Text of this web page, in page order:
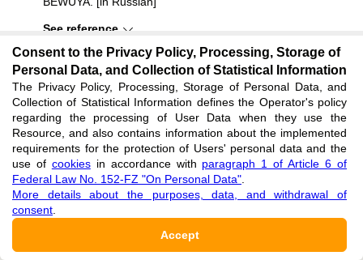
See reference
Klassifikatsiya gigrotopov [Classification of hygrotopes] //
Arbo Garden. — URL:
https://www.activestudy.info/opisanie-gigrotopov/
(accessed: 14.03.2022). [in Russian]
See reference
ekosistemnykh uslug, predostavlyayemykh osobo
Consent to the Privacy Policy, Processing, Storage of
Personal Data, and Collection of Statistical Information
The Privacy Policy, Processing, Storage of Personal Data, and
Collection of Statistical Information defines the Operator's policy
regarding the processing of User Data when they use the
Resource, and also contains information about the implemented
requirements for the protection of Users' personal data and the
use of cookiesin accordance with paragraph 1 of Article 6 of
Federal Law No. 152-FZ "On Personal Data"
More details about the purposes, data, and withdrawal of
consent
Accept